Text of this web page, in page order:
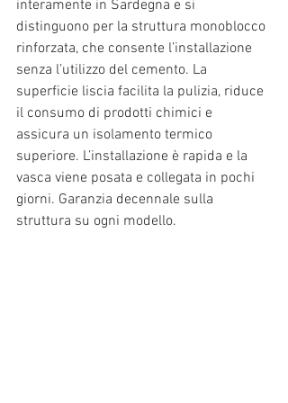
interamente in Sardegna e si
distinguono per la struttura monoblocco
rinforzata, che consente l’installazione
senza l’utilizzo del cemento. La
superficie liscia facilita la pulizia, riduce
il consumo di prodotti chimici e
assicura un isolamento termico
superiore. L’installazione è rapida e la
vasca viene posata e collegata in pochi
giorni. Garanzia decennale sulla
struttura su ogni modello.